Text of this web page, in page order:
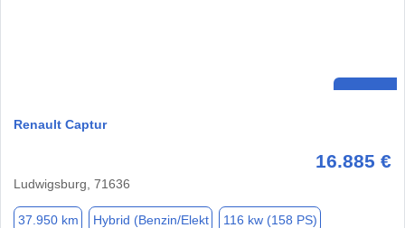
Renault Captur
16.885 €
Ludwigsburg, 71636
37.950 km Hybrid (Benzin/Elekt 116 kw (158 PS)